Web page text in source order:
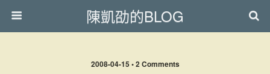
陳凱劭的BLOG
2008-04-15 • 2 Comments